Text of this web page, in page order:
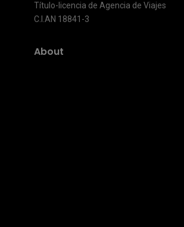
Título-licencia de Agencia de Viajes
C.I.AN 18841-3
About